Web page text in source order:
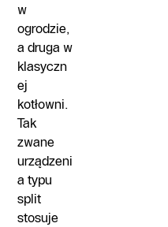
w
ogrodzie,
a druga w
klasyczn
ej
kotłowni.
Tak
zwane
urządzeni
a typu
split
stosuje